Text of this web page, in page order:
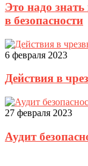
Это надо
в безопасности
6 февраля 2023
Действия в
27 февраля 2023
Аудит